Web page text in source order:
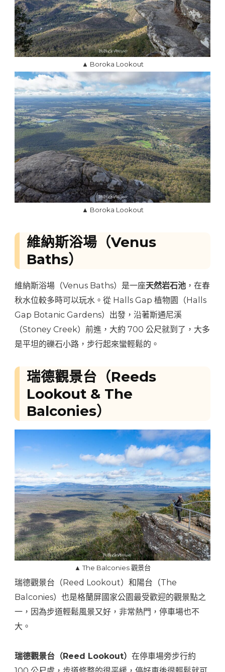
▲ Boroka Lookout
▲ Boroka Lookout
維納斯浴場（Venus
Baths）
維納斯浴場（Venus Baths）是一座天然岩石池 ，在春
秋水位較多時可以玩水。從 Halls Gap 植物園（Halls
Gap Botanic Gardens）出發，沿著斯通尼溪
（Stoney Creek）前進，大約 700 公尺就到了，大多
是平坦的礫石小路，步行起來蠻輕鬆的。
瑞德觀景台（Reeds
Lookout & The
Balconies）
▲ The Balconies 觀景台
瑞德觀景台（Reed Lookout）和陽台（The
Balconies）也是格蘭屏國家公園最受歡迎的觀景點之
一，因為步道輕鬆風景又好，非常熱門，停車場也不
大。
瑞德觀景台（Reed Lookout） 在停車場旁步行約